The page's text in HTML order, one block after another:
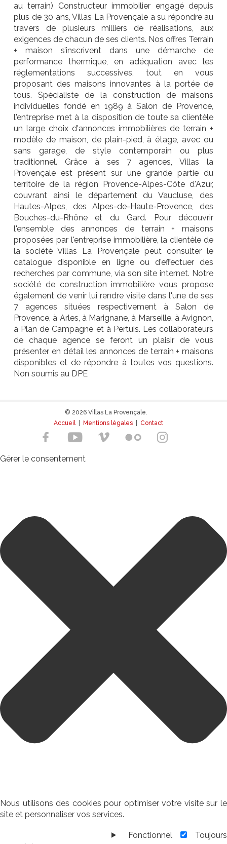
au terrain) Constructeur immobilier engagé depuis
plus de 30 ans, Villas La Provençale a su répondre au
travers de plusieurs milliers de réalisations, aux
exigences de chacun de ses clients. Nos offres Terrain
+ maison s’inscrivent dans une démarche de
performance thermique, en adéquation avec les
réglementations successives, tout en vous
proposant des maisons innovantes à la portée de
tous. Spécialiste de la construction de maisons
individuelles fondé en 1989 à Salon de Provence,
l'entreprise met à la disposition de toute sa clientèle
un large choix d'annonces immobilières de terrain +
modèle de maison, de plain-pied, à étage, avec ou
sans garage, de style contemporain ou plus
traditionnel. Grâce à ses 7 agences, Villas la
Provençale est présent sur une grande partie du
territoire de la région Provence-Alpes-Côte d'Azur,
couvrant ainsi le département du Vaucluse, des
Hautes-Alpes, des Alpes-de-Haute-Provence, des
Bouches-du-Rhône et du Gard. Pour découvrir
l'ensemble des annonces de terrain + maisons
proposées par l'entreprise immobilière, la clientèle de
la société Villas La Provençale peut consulter le
catalogue disponible en ligne ou d'effectuer des
recherches par commune, via son site internet. Notre
société de construction immobilière vous propose
également de venir lui rendre visite dans l'une de ses
7 agences situées respectivement à Salon de
Provence, à Arles, à Marignane, à Marseille, à Avignon,
à Plan de Campagne et à Pertuis. Les collaborateurs
de chaque agence se feront un plaisir de vous
présenter en détail les annonces de terrain + maisons
disponibles et de répondre à toutes vos questions.
Non soumis au DPE
© 2026 Villas La Provençale.
Accueil| Mentions légales Contact
Gérer le consentement
Nous utilisons des cookies pour optimiser votre visite sur le
site et personnaliser vos services.
Fonctionnel
Toujours